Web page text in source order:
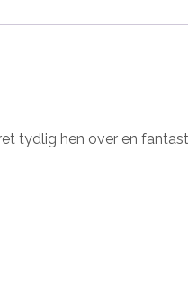
tydlig hen over en